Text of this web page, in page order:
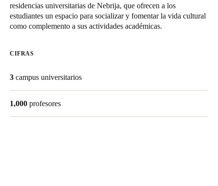
Guardar la nueva selección como predeterminada
residencias universitarias de Nebrija, que ofrecen a los
estudiantes un espacio para socializar y fomentar la vida cultural
como complemento a sus actividades académicas.
CIFRAS
3 campus universitarios
1,000 profesores